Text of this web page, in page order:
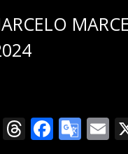
Threads